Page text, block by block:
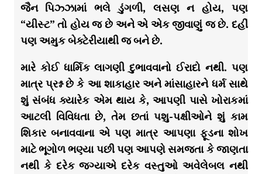
જૈન પિઝ્ઝામાં ભલે ડુંગળી, લસણ ન હોય, પણ
“યીસ્ટ” તો હોય જ છે અને એ એક જીવાણું જ છે. દહીં
પણ અમુક બેક્ટેરીયાથી જ બને છે.
મારે કોઈ ધાર્મિક લાગણી દુભાવવાનો ઈરાદો નથી. પણ
માત્ર પ્રશ્ન છે કે આ શાકાહાર અને માંસાહારને ધર્મ સાથે
શું સંબંધ ક્યારેક એમ થાય કે, આપણી પાસે ખોરાકમાં
આટલી વિવિધતા છે, તેમ છતાં પશુ-પક્ષીઓને શું કામ
શિકાર બનાવવાના એ પણ માત્ર આપણા ફૂડના શોખ
માટે ભૂગોળ ભણ્યા પછી પણ આપણે સમજતા કે જાણતા
નથી કે દરેક જગ્યાએ દરેક વસ્તુઓ અવેલેબલ નથી